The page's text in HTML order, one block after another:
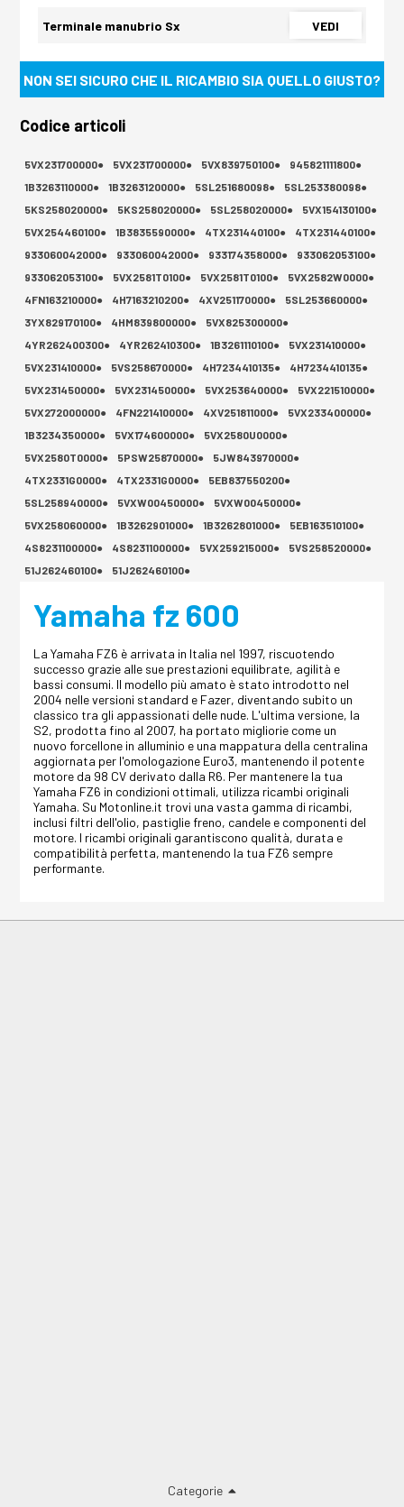
Terminale manubrio Sx VEDI
NON SEI SICURO CHE IL RICAMBIO SIA QUELLO GIUSTO?
Codice articoli
5VX231700000● 5VX231700000● 5VX839750100●
945821111800●
1B3263110000●
1B3263120000● 5SL251680098●
5SL253380098●
5KS258020000●
5KS258020000● 5SL258020000●
5VX154130100●
5VX254460100●
1B3835590000● 4TX231440100●
4TX231440100●
933060042000●
933060042000● 933174358000●
933062053100●
933062053100●
5VX2581T0100● 5VX2581T0100●
5VX2582W0000●
4FN163210000●
4H7163210200● 4XV251170000●
5SL253660000●
3YX829170100●
4HM839800000●
5VX825300000●
4YR262400300●
4YR262410300● 1B3261110100●
5VX231410000●
5VX231410000●
5VS258670000● 4H7234410135●
4H7234410135●
5VX231450000●
5VX231450000● 5VX253640000●
5VX221510000●
5VX272000000●
4FN221410000● 4XV251811000●
5VX233400000●
1B3234350000●
5VX174600000●
5VX2580U0000●
5VX2580T0000●
5PSW25870000●
5JW843970000●
4TX2331G0000●
4TX2331G0000●
5EB837550200●
5SL258940000●
5VXW00450000●
5VXW00450000●
5VX258060000●
1B3262901000● 1B3262801000●
5EB163510100●
4S8231100000●
4S8231100000● 5VX259215000●
5VS258520000●
51J262460100●
51J262460100●
Yamaha fz 600
La Yamaha FZ6 è arrivata in Italia nel 1997, riscuotendo
successo grazie alle sue prestazioni equilibrate, agilità e
bassi consumi. Il modello più amato è stato introdotto nel
2004 nelle versioni standard e Fazer, diventando subito un
classico tra gli appassionati delle nude. L'ultima versione, la
S2, prodotta fino al 2007, ha portato migliorie come un
nuovo forcellone in alluminio e una mappatura della centralina
aggiornata per l'omologazione Euro3, mantenendo il potente
motore da 98 CV derivato dalla R6. Per mantenere la tua
Yamaha FZ6 in condizioni ottimali, utilizza ricambi originali
Yamaha. Su Motonline.it trovi una vasta gamma di ricambi,
inclusi filtri dell'olio, pastiglie freno, candele e componenti del
motore. I ricambi originali garantiscono qualità, durata e
compatibilità perfetta, mantenendo la tua FZ6 sempre
performante.
Categorie